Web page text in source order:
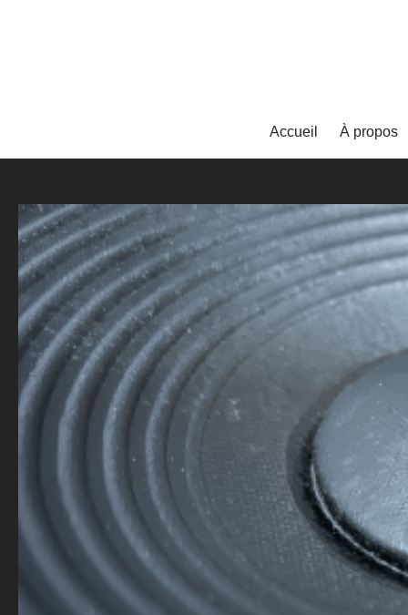
Accueil À propos